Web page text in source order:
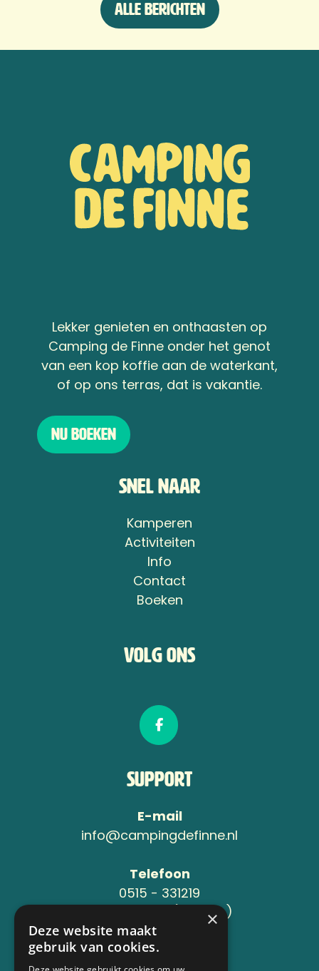
Alle berichten
Lekker genieten en onthaasten op
Camping de Finne onder het genot
van een kop koffie aan de waterkant,
of op ons terras, dat is vakantie.
Nu boeken
Snel naar
Kamperen
Activiteiten
Info
Contact
Boeken
Volg ons
Support
E-mail
info@campingdefinne.nl
Telefoon
0515 - 331219
06-24119734 (Jeroen )
Adres
×
Deze website maakt
gebruik van cookies.